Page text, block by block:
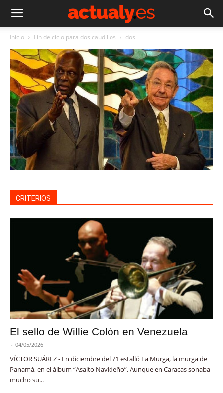
Inicio Fin de ciclo para dos caudillos dos
CRITERIOS
El sello de Willie Colón en Venezuela
- 04/05/2026
VÍCTOR SUÁREZ - En diciembre del 71 estalló La Murga, la murga de
Panamá, en el álbum “Asalto Navideño”. Aunque en Caracas sonaba
mucho su...